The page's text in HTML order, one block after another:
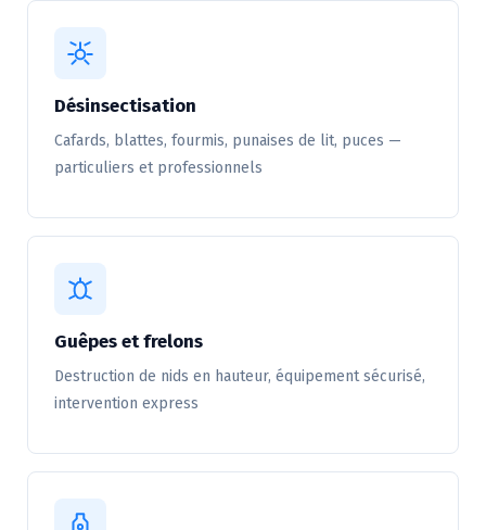
Désinsectisation
Cafards, blattes, fourmis, punaises de lit, puces —
particuliers et professionnels
Guêpes et frelons
Destruction de nids en hauteur, équipement sécurisé,
intervention express